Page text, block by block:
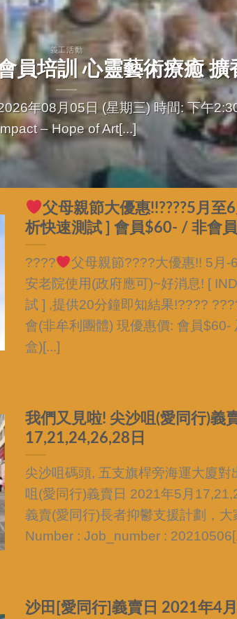
義工活動
員培訓 心靈藝術療癒 擴
年08月05日 (星期三) 時間: 下午
– Hope of Art[...]
父母親節大優惠!!????5月至
析快速測試 ] 會員$60- / 非會
????
父母親節????大優惠!! 5月-
安老院使用(政府應可)~好消息! [
試 ] ,提供20分鐘即知結果!????
會(非牟利團體) 現優惠價: 會員$60-
盒)[...]
我們又見啦! 尖沙咀(愛同行)義
17,21,24,26,28日
尖沙咀碼頭, 五支旗桿旁海運大廈對
咀(愛同行)義賣日 2021年5月
義賣(愛同行)長者抑鬱支援計劃，
Number : Job_number :
沙田[愛同行]義賣日 2021年4